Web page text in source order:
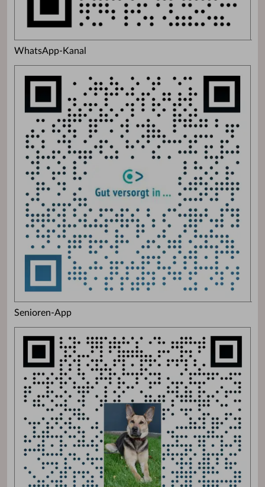
WhatsApp-Kanal
Senioren-App